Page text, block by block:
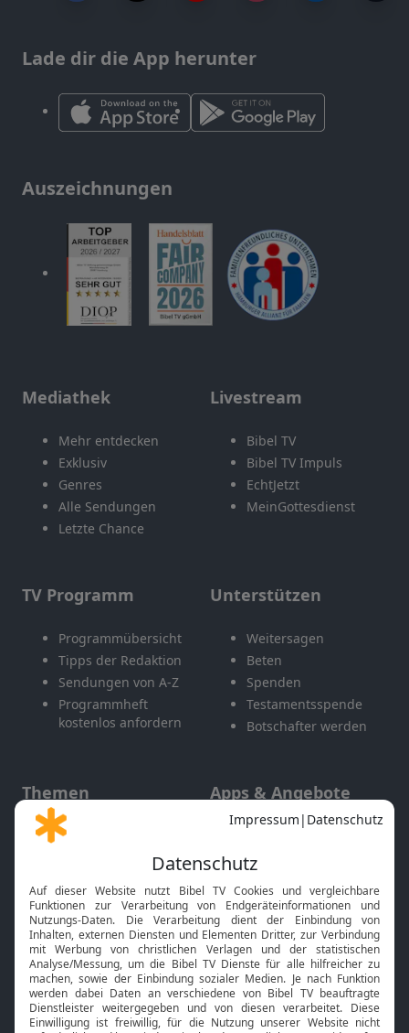
Lade dir die App herunter
Auszeichnungen
Mediathek
Mehr entdecken
Exklusiv
Genres
Alle Sendungen
Letzte Chance
Livestream
Bibel TV
Bibel TV Impuls
EchtJetzt
MeinGottesdienst
TV Programm
Programmübersicht
Tipps der Redaktion
Sendungen von A-Z
Programmheft
kostenlos anfordern
Unterstützen
Weitersagen
Beten
Spenden
Testamentsspende
Botschafter werden
Themen
Gott und Bibel erklärt
Neuigkeiten
Apps & Angebote
Mobile App
Smart TV
HbbTV
Bibelthek Online-Bibel
Nächster Gottesdienst